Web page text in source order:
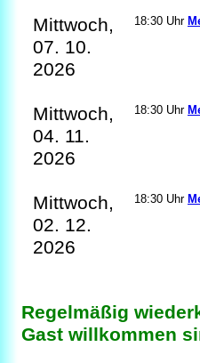
Mittwoch,
07. 10.
2026
18:30 Uhr
Mittwoch,
04. 11.
2026
18:30 Uhr
Mittwoch,
02. 12.
2026
18:30 Uhr
Regelmäßig
Gast willkommen